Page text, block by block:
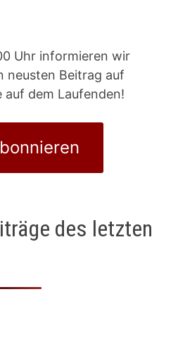
Uhr informieren wir
neusten Beitrag auf
auf dem Laufenden!
des letzten